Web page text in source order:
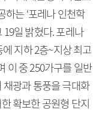
는 ‘포레나 인천학
19일 밝혔다. 포레나
지하 2층~지상 최고
이 중 250가구를 일반
광과 통풍을 극대화
확보한 공원형 단지